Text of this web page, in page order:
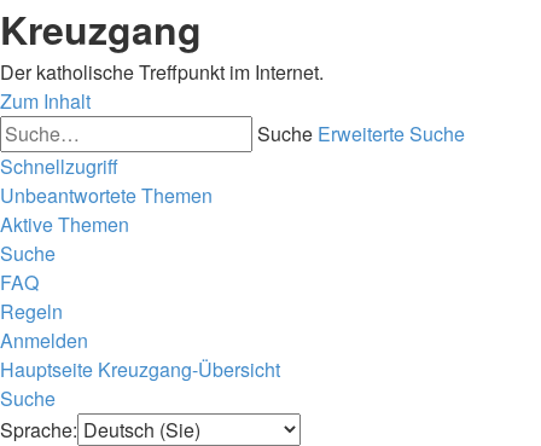
Kreuzgang
Der katholische Treffpunkt im Internet.
Zum Inhalt
Suche Erweiterte Suche
Schnellzugriff
Unbeantwortete Themen
Aktive Themen
Suche
FAQ
Regeln
Anmelden
Hauptseite Kreuzgang-Übersicht
Suche
Sprache: